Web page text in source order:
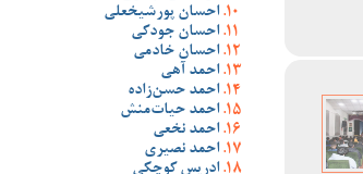
احسان پورشیخعلی
احسان جودکی
احسان خادمی
احمد آهی
احمد حسن‌زاده
احمد حیات‌منش
احمد نخعی
احمد نصیری
ادریس کوچکی